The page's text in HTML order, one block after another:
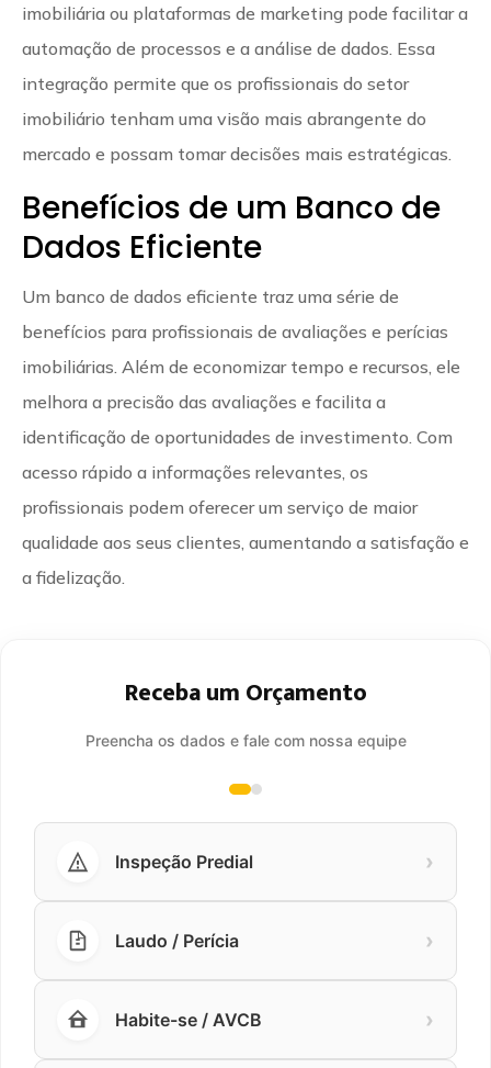
imobiliária ou plataformas de marketing pode facilitar a
automação de processos e a análise de dados. Essa
integração permite que os profissionais do setor
imobiliário tenham uma visão mais abrangente do
mercado e possam tomar decisões mais estratégicas.
Benefícios de um Banco de
Dados Eficiente
Um banco de dados eficiente traz uma série de
benefícios para profissionais de avaliações e perícias
imobiliárias. Além de economizar tempo e recursos, ele
melhora a precisão das avaliações e facilita a
identificação de oportunidades de investimento. Com
acesso rápido a informações relevantes, os
profissionais podem oferecer um serviço de maior
qualidade aos seus clientes, aumentando a satisfação e
a fidelização.
Receba um Orçamento
Preencha os dados e fale com nossa equipe
Inspeção Predial ›
Laudo / Perícia ›
Habite-se / AVCB ›